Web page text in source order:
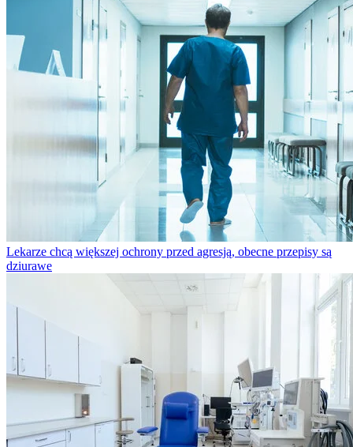
Lekarze chcą większej ochrony przed agresją, obecne przepisy są
dziurawe